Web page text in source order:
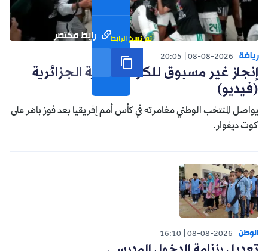
رابط مختصر تم نسخ الرابط
رياضة 08-08-2026
20:05
إنجاز غير مسبوق للكرة النسوية الجزائرية
(فيديو)
يواصل المنتخب الوطني مغامرته في كأس أمم إفريقيا بعد فوز باهر على
كوت ديفوار.
الوطن 08-08-2026
16:10